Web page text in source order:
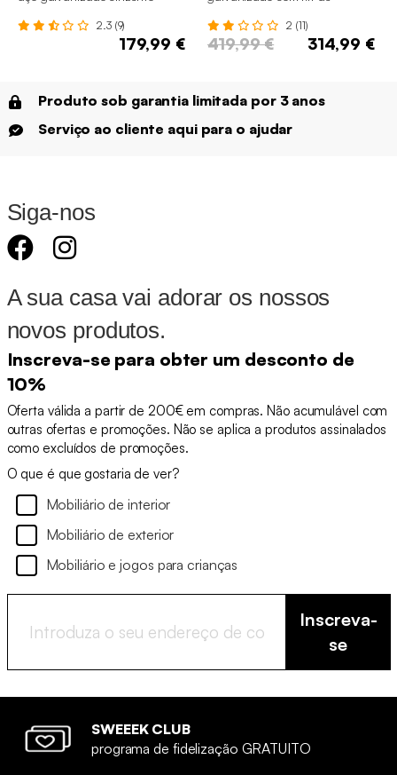
2.3 (9)
179,99 €
2 (11)
419,99 € 314,99 €
Produto sob garantia limitada por 3 anos
Serviço ao cliente aqui para o ajudar
Siga-nos
A sua casa vai adorar os nossos
novos produtos.
Inscreva-se para obter um desconto de
10%
Oferta válida a partir de 200€ em compras. Não acumulável com
outras ofertas e promoções. Não se aplica a produtos assinalados
como excluídos de promoções.
O que é que gostaria de ver?
Mobiliário de interior
Mobiliário de exterior
Mobiliário e jogos para crianças
Inscreva-
se
SWEEEK CLUB
programa de fidelização GRATUITO